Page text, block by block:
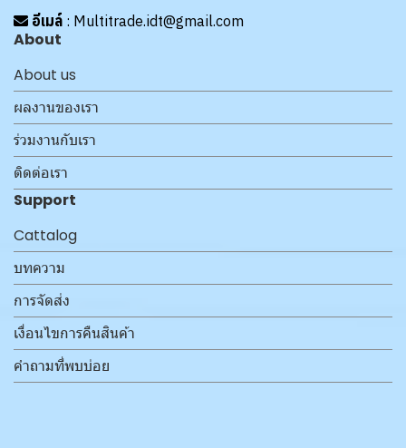
อีเมล์ : Multitrade.idt@gmail.com
About
About us
ผลงานของเรา
ร่วมงานกับเรา
ติดต่อเรา
Support
Cattalog
บทความ
การจัดส่ง
เงื่อนไขการคืนสินค้า
คำถามที่พบบ่อย